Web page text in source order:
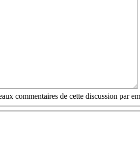
commentaires de cette discussion par